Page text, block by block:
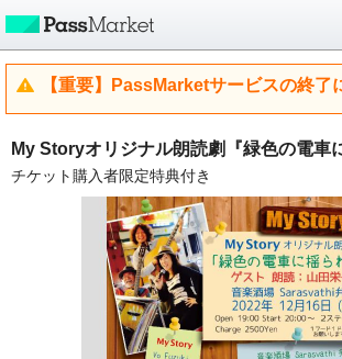
【重要】PassMarketサービスの終了
My Storyオリジナル朗読劇『緑色の電車
チケット購入者限定特典付き